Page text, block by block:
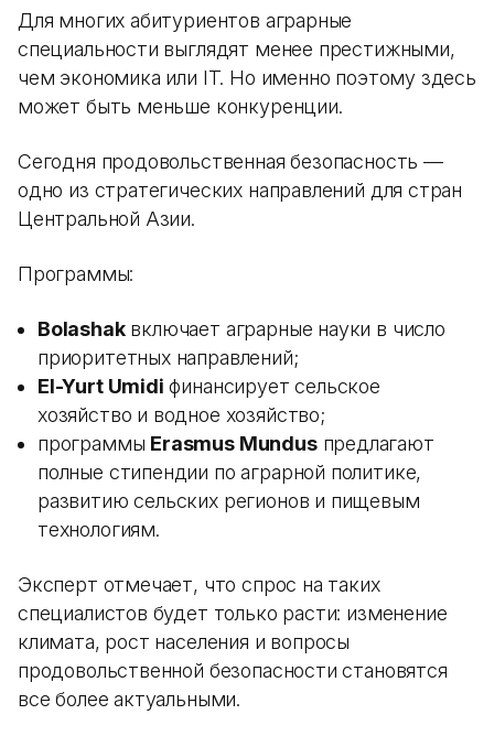
Для многих абитуриентов аграрные
специальности выглядят менее престижными,
чем экономика или IT. Но именно поэтому здесь
может быть меньше конкуренции.
Сегодня продовольственная безопасность —
одно из стратегических направлений для стран
Центральной Азии.
Программы:
Bolashakвключает аграрные науки в число
приоритетных направлений;
El-Yurt Umidi финансирует сельское
хозяйство и водное хозяйство;
программы Erasmus Mundusпредлагают
полные стипендии по аграрной политике,
развитию сельских регионов и пищевым
технологиям.
Эксперт отмечает, что спрос на таких
специалистов будет только расти: изменение
климата, рост населения и вопросы
продовольственной безопасности становятся
все более актуальными.